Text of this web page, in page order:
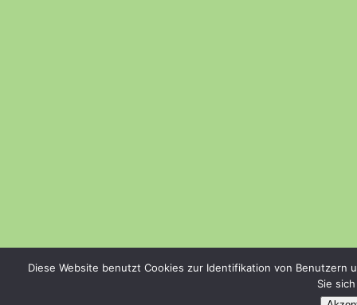
Diese Website benutzt Cookies zur Identifikation von
Sie